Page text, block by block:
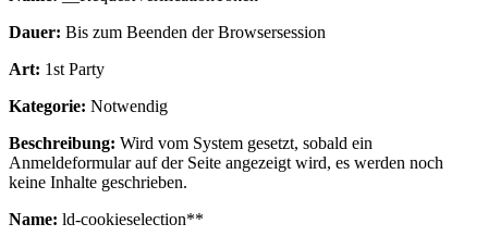
Dauer: Bis zum Beenden der Browsersession
Art: 1st Party
Kategorie: Notwendig
Beschreibung: Wird vom System gesetzt, sobald ein
Anmeldeformular auf der Seite angezeigt wird, es werden noch
keine Inhalte geschrieben.
Name: ld-cookieselection**